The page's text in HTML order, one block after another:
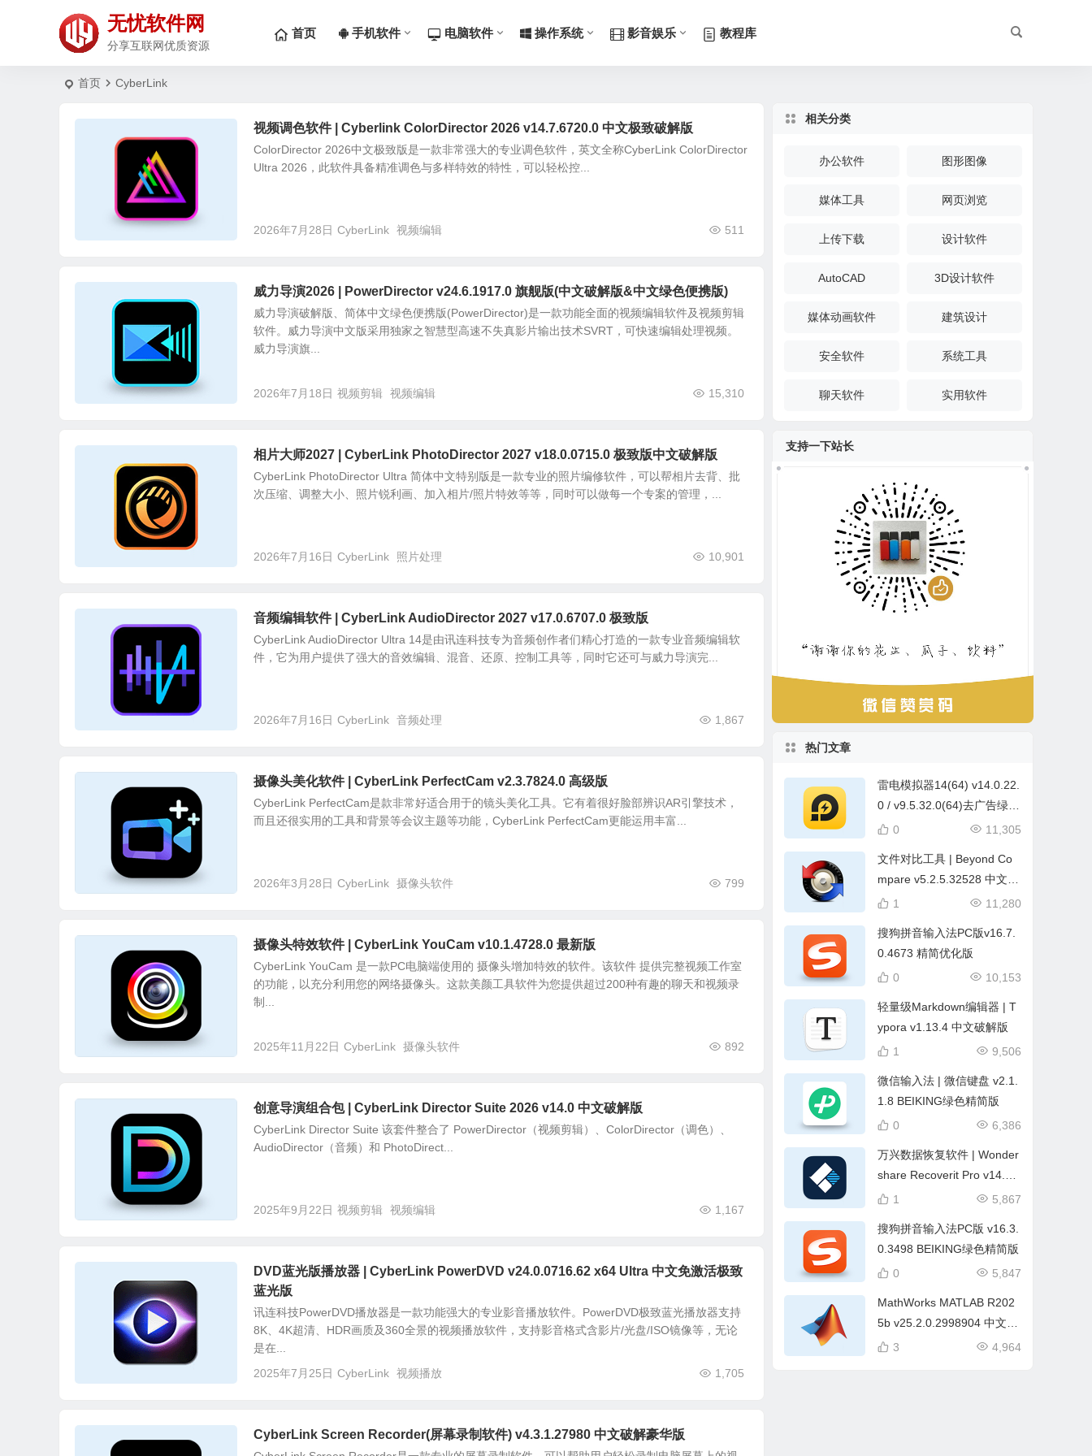
无忧软件网
分享互联网优质资源
首页 手机软件 电脑软件 操作系统 影音娱乐 教程库
首页 CyberLink
视频调色软件 | Cyberlink ColorDirector 2026 v14.7.6720.0 中文极致破解版
ColorDirector 2026中文极致版是一款非常强大的专业调色软件，英文全称CyberLink ColorDirector
Ultra 2026，此软件具备精准调色与多样特效的特性，可以轻松控...
2026年7月28日 511
CyberLink 视频编辑
威力导演2026 | PowerDirector v24.6.1917.0 旗舰版(中文破解版&中文绿色便携版)
威力导演破解版、简体中文绿色便携版(PowerDirector)是一款功能全面的视频编辑软件及视频剪辑
软件。威力导演中文版采用独家之智慧型高速不失真影片输出技术SVRT，可快速编辑处理视频。
威力导演旗...
2026年7月18日 15,310
视频剪辑 视频编辑
相片大师2027 | CyberLink PhotoDirector 2027 v18.0.0715.0 极致版中文破解版
CyberLink PhotoDirector Ultra 简体中文特别版是一款专业的照片编修软件，可以帮相片去背、批
次压缩、调整大小、照片锐利画、加入相片/照片特效等等，同时可以做每一个专案的管理，...
2026年7月16日 10,901
CyberLink 照片处理
音频编辑软件 | CyberLink AudioDirector 2027 v17.0.6707.0 极致版
CyberLink AudioDirector Ultra 14是由讯连科技专为音频创作者们精心打造的一款专业音频编辑软
件，它为用户提供了强大的音效编辑、混音、还原、控制工具等，同时它还可与威力导演完...
2026年7月16日 1,867
CyberLink 音频处理
摄像头美化软件 | CyberLink PerfectCam v2.3.7824.0 高级版
CyberLink PerfectCam是款非常好适合用于的镜头美化工具。它有着很好脸部辨识AR引擎技术，
而且还很实用的工具和背景等会议主题等功能，CyberLink PerfectCam更能运用丰富...
2026年3月28日 799
CyberLink 摄像头软件
摄像头特效软件 | CyberLink YouCam v10.1.4728.0 最新版
Cyber​​Link YouCam 是一款PC电脑端使用的 摄像头增加特效的软件。该软件 提供完整视频工作室
的功能，以充分利用您的网络摄像头。这款美颜工具软件为您提供超过200种有趣的聊天和视频录
制...
2025年11月22日 892
CyberLink 摄像头软件
创意导演组合包 | CyberLink Director Suite 2026 v14.0 中文破解版
CyberLink Director Suite 该套件整合了 PowerDirector（视频剪辑）、ColorDirector（调色）、
AudioDirector（音频）和 PhotoDirect...
2025年9月22日 1,167
视频剪辑 视频编辑
DVD蓝光版播放器 | CyberLink PowerDVD v24.0.0716.62 x64 Ultra 中文免激活极致
蓝光版
讯连科技PowerDVD播放器是一款功能强大的专业影音播放软件。PowerDVD极致蓝光播放器支持
8K、4K超清、HDR画质及360全景的视频播放软件，支持影音格式含影片/光盘/ISO镜像等，无论
是在...
2025年7月25日
1,705
CyberLink 视频播放
CyberLink Screen Recorder(屏幕录制软件) v4.3.1.27980 中文破解豪华版
相关分类
办公软件 图形图像
媒体工具 网页浏览
上传下载 设计软件
AutoCAD 3D设计软件
媒体动画软件 建筑设计
安全软件 系统工具
聊天软件 实用软件
支持一下站长
热门文章
雷电模拟器14(64) v14.0.22.
0 / v9.5.32.0(64)去广告绿色
纯净版
11,305
0
文件对比工具 | Beyond Co
mpare v5.2.5.32528 中文破
解绿色版
11,280
1
搜狗拼音输入法PC版v16.7.
0.4673 精简优化版
10,153
0
轻量级Markdown编辑器 | T
ypora v1.13.4 中文破解版
9,506
1
微信输入法 | 微信键盘 v2.1.
1.8 BEIKING绿色精简版
6,386
0
万兴数据恢复软件 | Wonder
share Recoverit Pro v14.0.
33.15 中文破解版
5,867
1
搜狗拼音输入法PC版 v16.3.
0.3498 BEIKING绿色精简版
5,847
0
MathWorks MATLAB R202
5b v25.2.0.2998904 中文破
解版
4,964
3